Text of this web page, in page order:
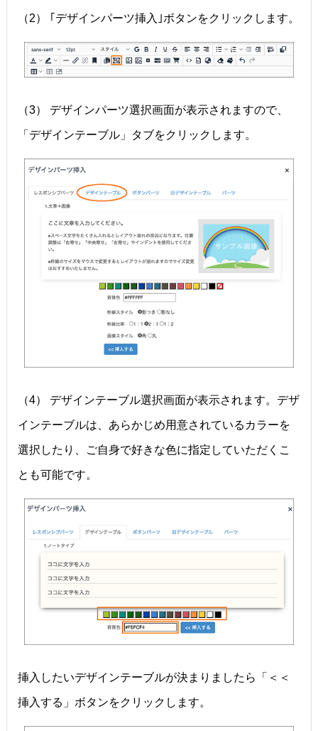
（2） ｢デザインパーツ挿入｣ボタンをクリックします。
（3） デザインパーツ選択画面が表示されますので、
「デザインテーブル」タブをクリックします。
（4） デザインテーブル選択画面が表示されます。デザ
インテーブルは、あらかじめ用意されているカラーを
選択したり、ご自身で好きな色に指定していただくこ
とも可能です。
挿入したいデザインテーブルが決まりましたら「＜＜
挿入する」ボタンをクリックします。